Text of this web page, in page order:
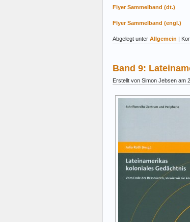
Flyer Sammelband (dt.)
Flyer Sammelband (engl.)
Abgelegt unter Allgemein |
Band 9:
Erstellt von Simon Jebsen am